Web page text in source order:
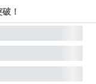
！